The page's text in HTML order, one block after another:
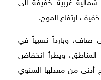
شمالية غربية خفيفة الى
خفيف ارتفاع الموج.
صاف، وبارداً نسبياً في
المناطق، ويطرأ انخفاض
أدنى من معدلها السنوي